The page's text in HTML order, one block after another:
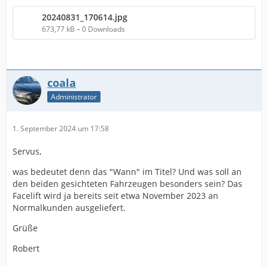
20240831_170614.jpg
673,77 kB – 0 Downloads
coala
Administrator
1. September 2024 um 17:58
Servus,
was bedeutet denn das "Wann" im Titel? Und was soll an
den beiden gesichteten Fahrzeugen besonders sein? Das
Facelift wird ja bereits seit etwa November 2023 an
Normalkunden ausgeliefert.
Grüße
Robert